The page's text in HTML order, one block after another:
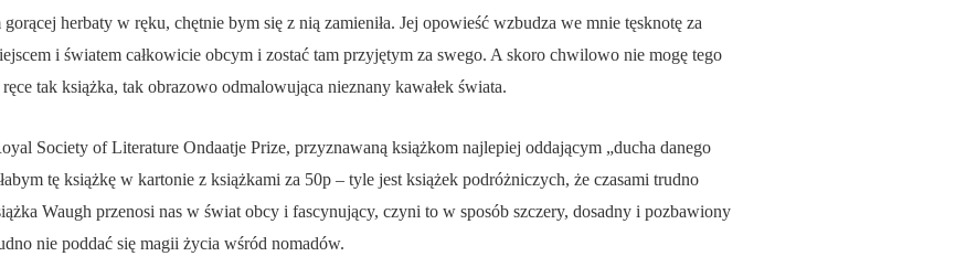
herbaty w ręku, chętnie bym się z nią zamieniła. Jej opowieść wzbudza we mnie tęsknotę za
i światem całkowicie obcym i zostać tam przyjętym za swego. A skoro chwilowo nie mogę tego
tak książka, tak obrazowo odmalowująca nieznany kawałek świata.
Society of Literature Ondaatje Prize, przyznawaną książkom najlepiej oddającym „ducha danego
tę książkę w kartonie z książkami za 50p – tyle jest książek podróżniczych, że czasami trudno
Waugh przenosi nas w świat obcy i fascynujący, czyni to w sposób szczery, dosadny i pozbawiony
nie poddać się magii życia wśród nomadów.